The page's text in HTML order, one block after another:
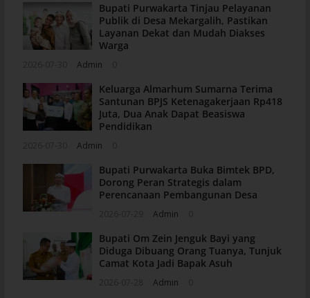
Bupati Purwakarta Tinjau Pelayanan
Publik di Desa Mekargalih, Pastikan
Layanan Dekat dan Mudah Diakses
Warga
Admin
Keluarga Almarhum Sumarna Terima
Santunan BPJS Ketenagakerjaan Rp418
Juta, Dua Anak Dapat Beasiswa
Pendidikan
Admin
Bupati Purwakarta Buka Bimtek BPD,
Dorong Peran Strategis dalam
Perencanaan Pembangunan Desa
Admin
Bupati Om Zein Jenguk Bayi yang
Diduga Dibuang Orang Tuanya, Tunjuk
Camat Kota Jadi Bapak Asuh
Admin